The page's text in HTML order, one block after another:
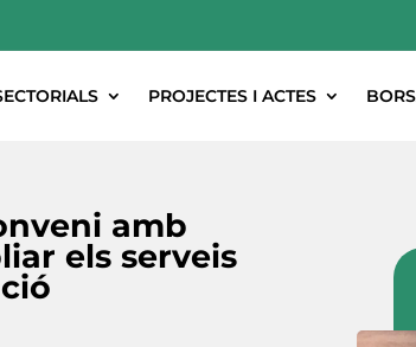
PROJECTES I ACTES
amb
els serveis